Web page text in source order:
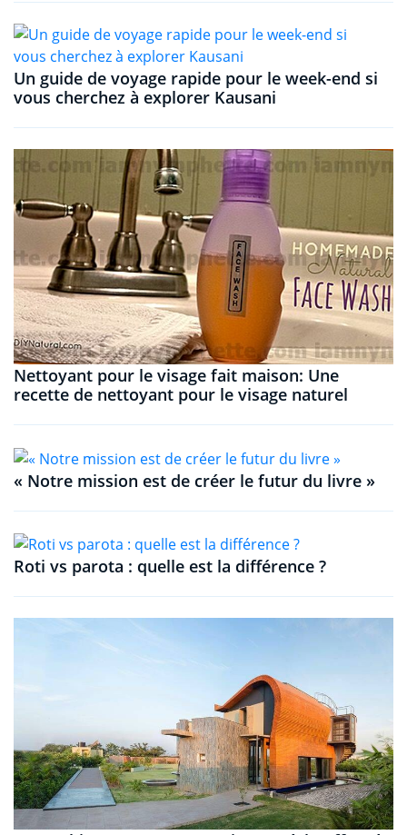
Un guide de voyage rapide pour le week-end si
vous cherchez à explorer Kausani
Nettoyant pour le visage fait maison: Une
recette de nettoyant pour le visage naturel
« Notre mission est de créer le futur du livre »
Roti vs parota : quelle est la différence ?